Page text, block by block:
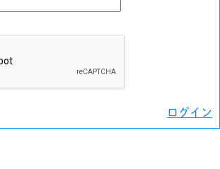
ログイン